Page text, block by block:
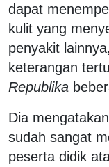
dapat
kulit yang
penyakit
keterangan
Republika
Dia
sudah sangat
peserta didik